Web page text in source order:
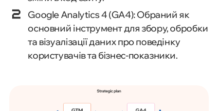
Google Analytics 4 (GA4): Обраний як
основний інструмент для збору, обробки
та візуалізації даних про поведінку
користувачів та бізнес-показники.